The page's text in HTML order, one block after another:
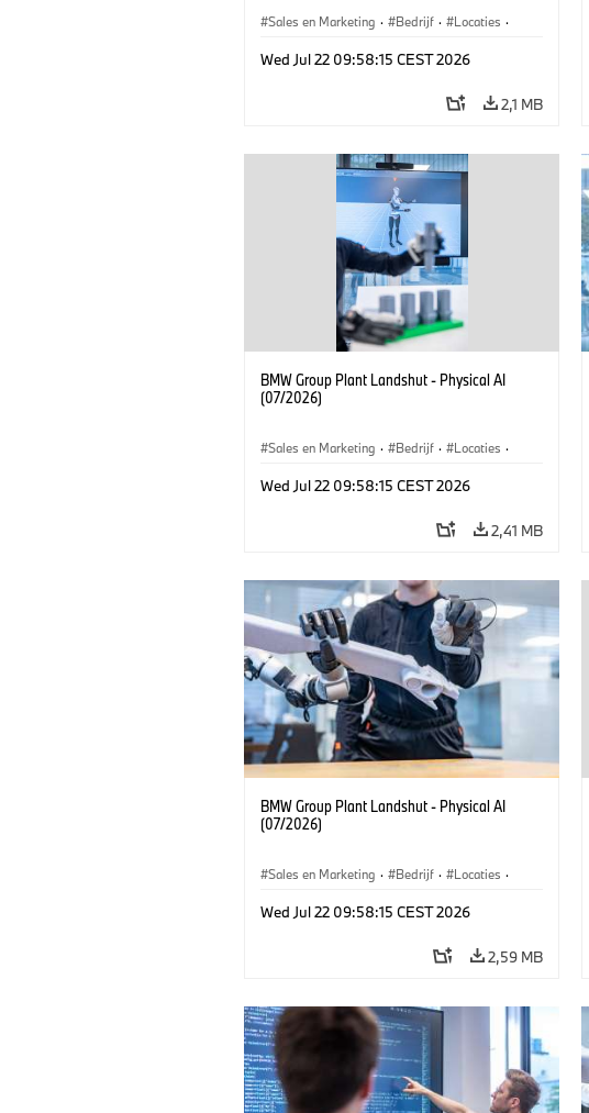
Sales en Marketing · Bedrijf · Locaties ·
Wed Jul 22 09:58:15 CEST 2026
2,1 MB
BMW Group Plant Landshut - Physical AI
(07/2026)
Sales en Marketing · Bedrijf · Locaties ·
Wed Jul 22 09:58:15 CEST 2026
2,41 MB
BMW Group Plant Landshut - Physical AI
(07/2026)
Sales en Marketing · Bedrijf · Locaties ·
Wed Jul 22 09:58:15 CEST 2026
2,59 MB